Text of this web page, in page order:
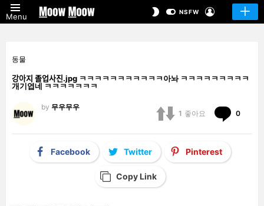
Menu
SWITCHNSFW
동물
강아지 졸업사진.jpg ㅋㅋㅋㅋㅋㅋㅋㅋㅋㅋㅋ아놔 ㅋㅋㅋㅋㅋㅋㅋㅋㅋ
개기엽네 ㅋㅋㅋㅋㅋㅋㅋ
by 무우무우
1 좋아요 0
Facebook Twitter Pinterest
Copy Link